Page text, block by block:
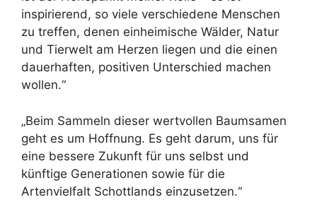
inspirierend, so viele verschiedene Menschen
zu treffen, denen einheimische Wälder, Natur
und Tierwelt am Herzen liegen und die einen
dauerhaften, positiven Unterschied machen
wollen.“
„Beim Sammeln dieser wertvollen Baumsamen
geht es um Hoffnung. Es geht darum, uns für
eine bessere Zukunft für uns selbst und
künftige Generationen sowie für die
Artenvielfalt Schottlands einzusetzen.“